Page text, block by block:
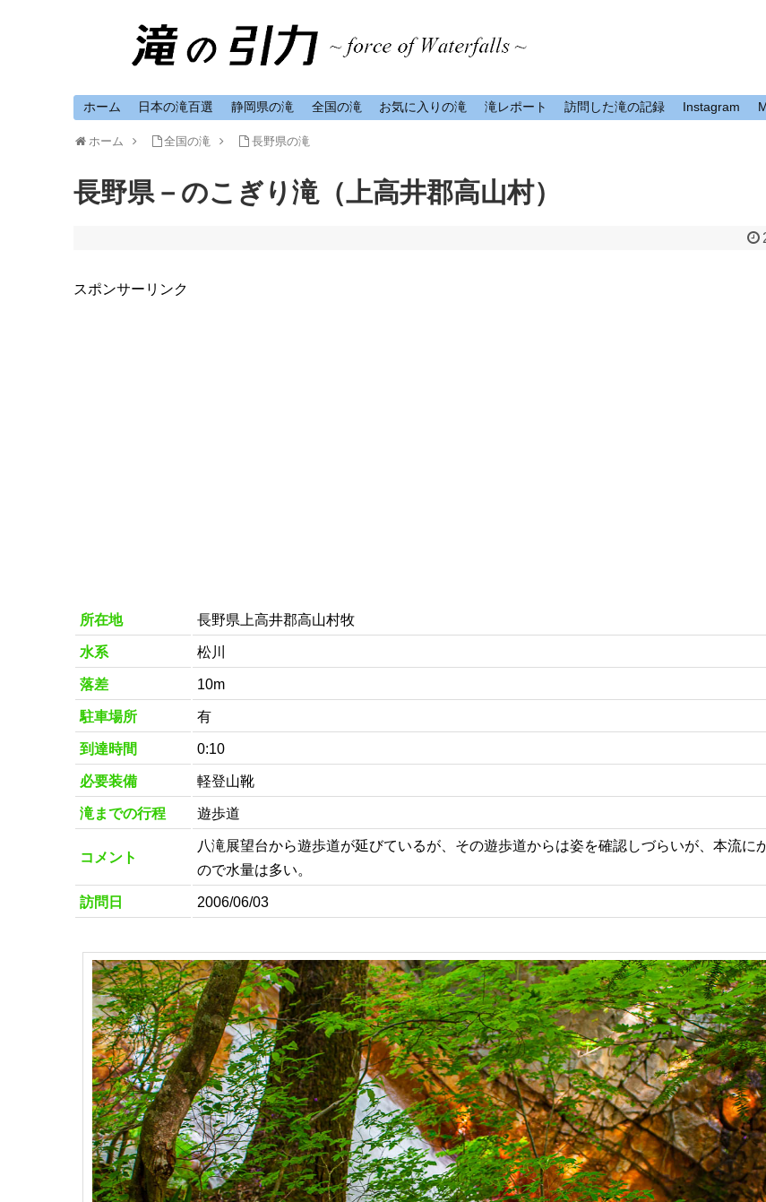
ホーム 日本の滝百選 静岡県の滝 全国の滝 お気に入りの滝 滝レポート 訪問した滝の記録 Instagram
ホーム 全国の滝 長野県の滝
長野県－のこぎり滝（上高井郡高山村）
スポンサーリンク
所在地 長野県上高井郡高山村牧
水系 松川
落差 10m
駐車場所 有
到達時間 0:10
必要装備 軽登山靴
滝までの行程 遊歩道
コメント
八滝展望台から遊歩道が延びているが、その遊歩道からは姿を確認しづらいが、本流に
ので水量は多い。
訪問日 2006/06/03